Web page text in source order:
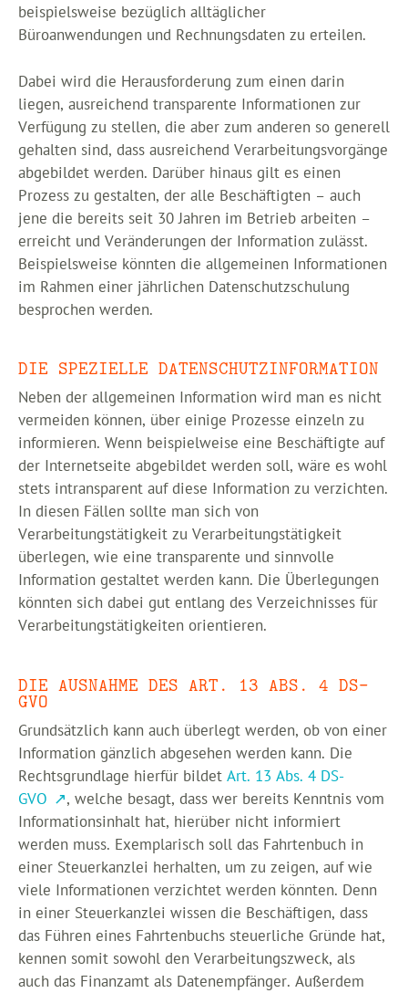
beispielsweise bezüglich alltäglicher
Büroanwendungen und Rechnungsdaten zu erteilen.
Dabei wird die Herausforderung zum einen darin
liegen, ausreichend transparente Informationen zur
Verfügung zu stellen, die aber zum anderen so generell
gehalten sind, dass ausreichend Verarbeitungsvorgänge
abgebildet werden. Darüber hinaus gilt es einen
Prozess zu gestalten, der alle Beschäftigten – auch
jene die bereits seit 30 Jahren im Betrieb arbeiten –
erreicht und Veränderungen der Information zulässt.
Beispielsweise könnten die allgemeinen Informationen
im Rahmen einer jährlichen Datenschutzschulung
besprochen werden.
DIE SPEZIELLE DATENSCHUTZINFORMATION
Neben der allgemeinen Information wird man es nicht
vermeiden können, über einige Prozesse einzeln zu
informieren. Wenn beispielweise eine Beschäftigte auf
der Internetseite abgebildet werden soll, wäre es wohl
stets intransparent auf diese Information zu verzichten.
In diesen Fällen sollte man sich von
Verarbeitungstätigkeit zu Verarbeitungstätigkeit
überlegen, wie eine transparente und sinnvolle
Information gestaltet werden kann. Die Überlegungen
könnten sich dabei gut entlang des Verzeichnisses für
Verarbeitungstätigkeiten orientieren.
DIE AUSNAHME DES ART. 13 ABS. 4 DS-
GVO
Grundsätzlich kann auch überlegt werden, ob von einer
Information gänzlich abgesehen werden kann. Die
Rechtsgrundlage hierfür bildet Art. 13 Abs. 4 DS-
GVO
, welche besagt, dass wer bereits Kenntnis vom
Informationsinhalt hat, hierüber nicht informiert
werden muss. Exemplarisch soll das Fahrtenbuch in
einer Steuerkanzlei herhalten, um zu zeigen, auf wie
viele Informationen verzichtet werden könnten. Denn
in einer Steuerkanzlei wissen die Beschäftigen, dass
das Führen eines Fahrtenbuchs steuerliche Gründe hat,
kennen somit sowohl den Verarbeitungszweck, als
auch das Finanzamt als Datenempfänger. Außerdem